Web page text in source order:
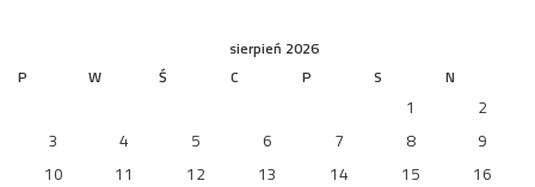
sierpień 2026
P
W Ś C P S N
1
2
3
4 5 6 7 8
9
10
11 12 13 14 15
16